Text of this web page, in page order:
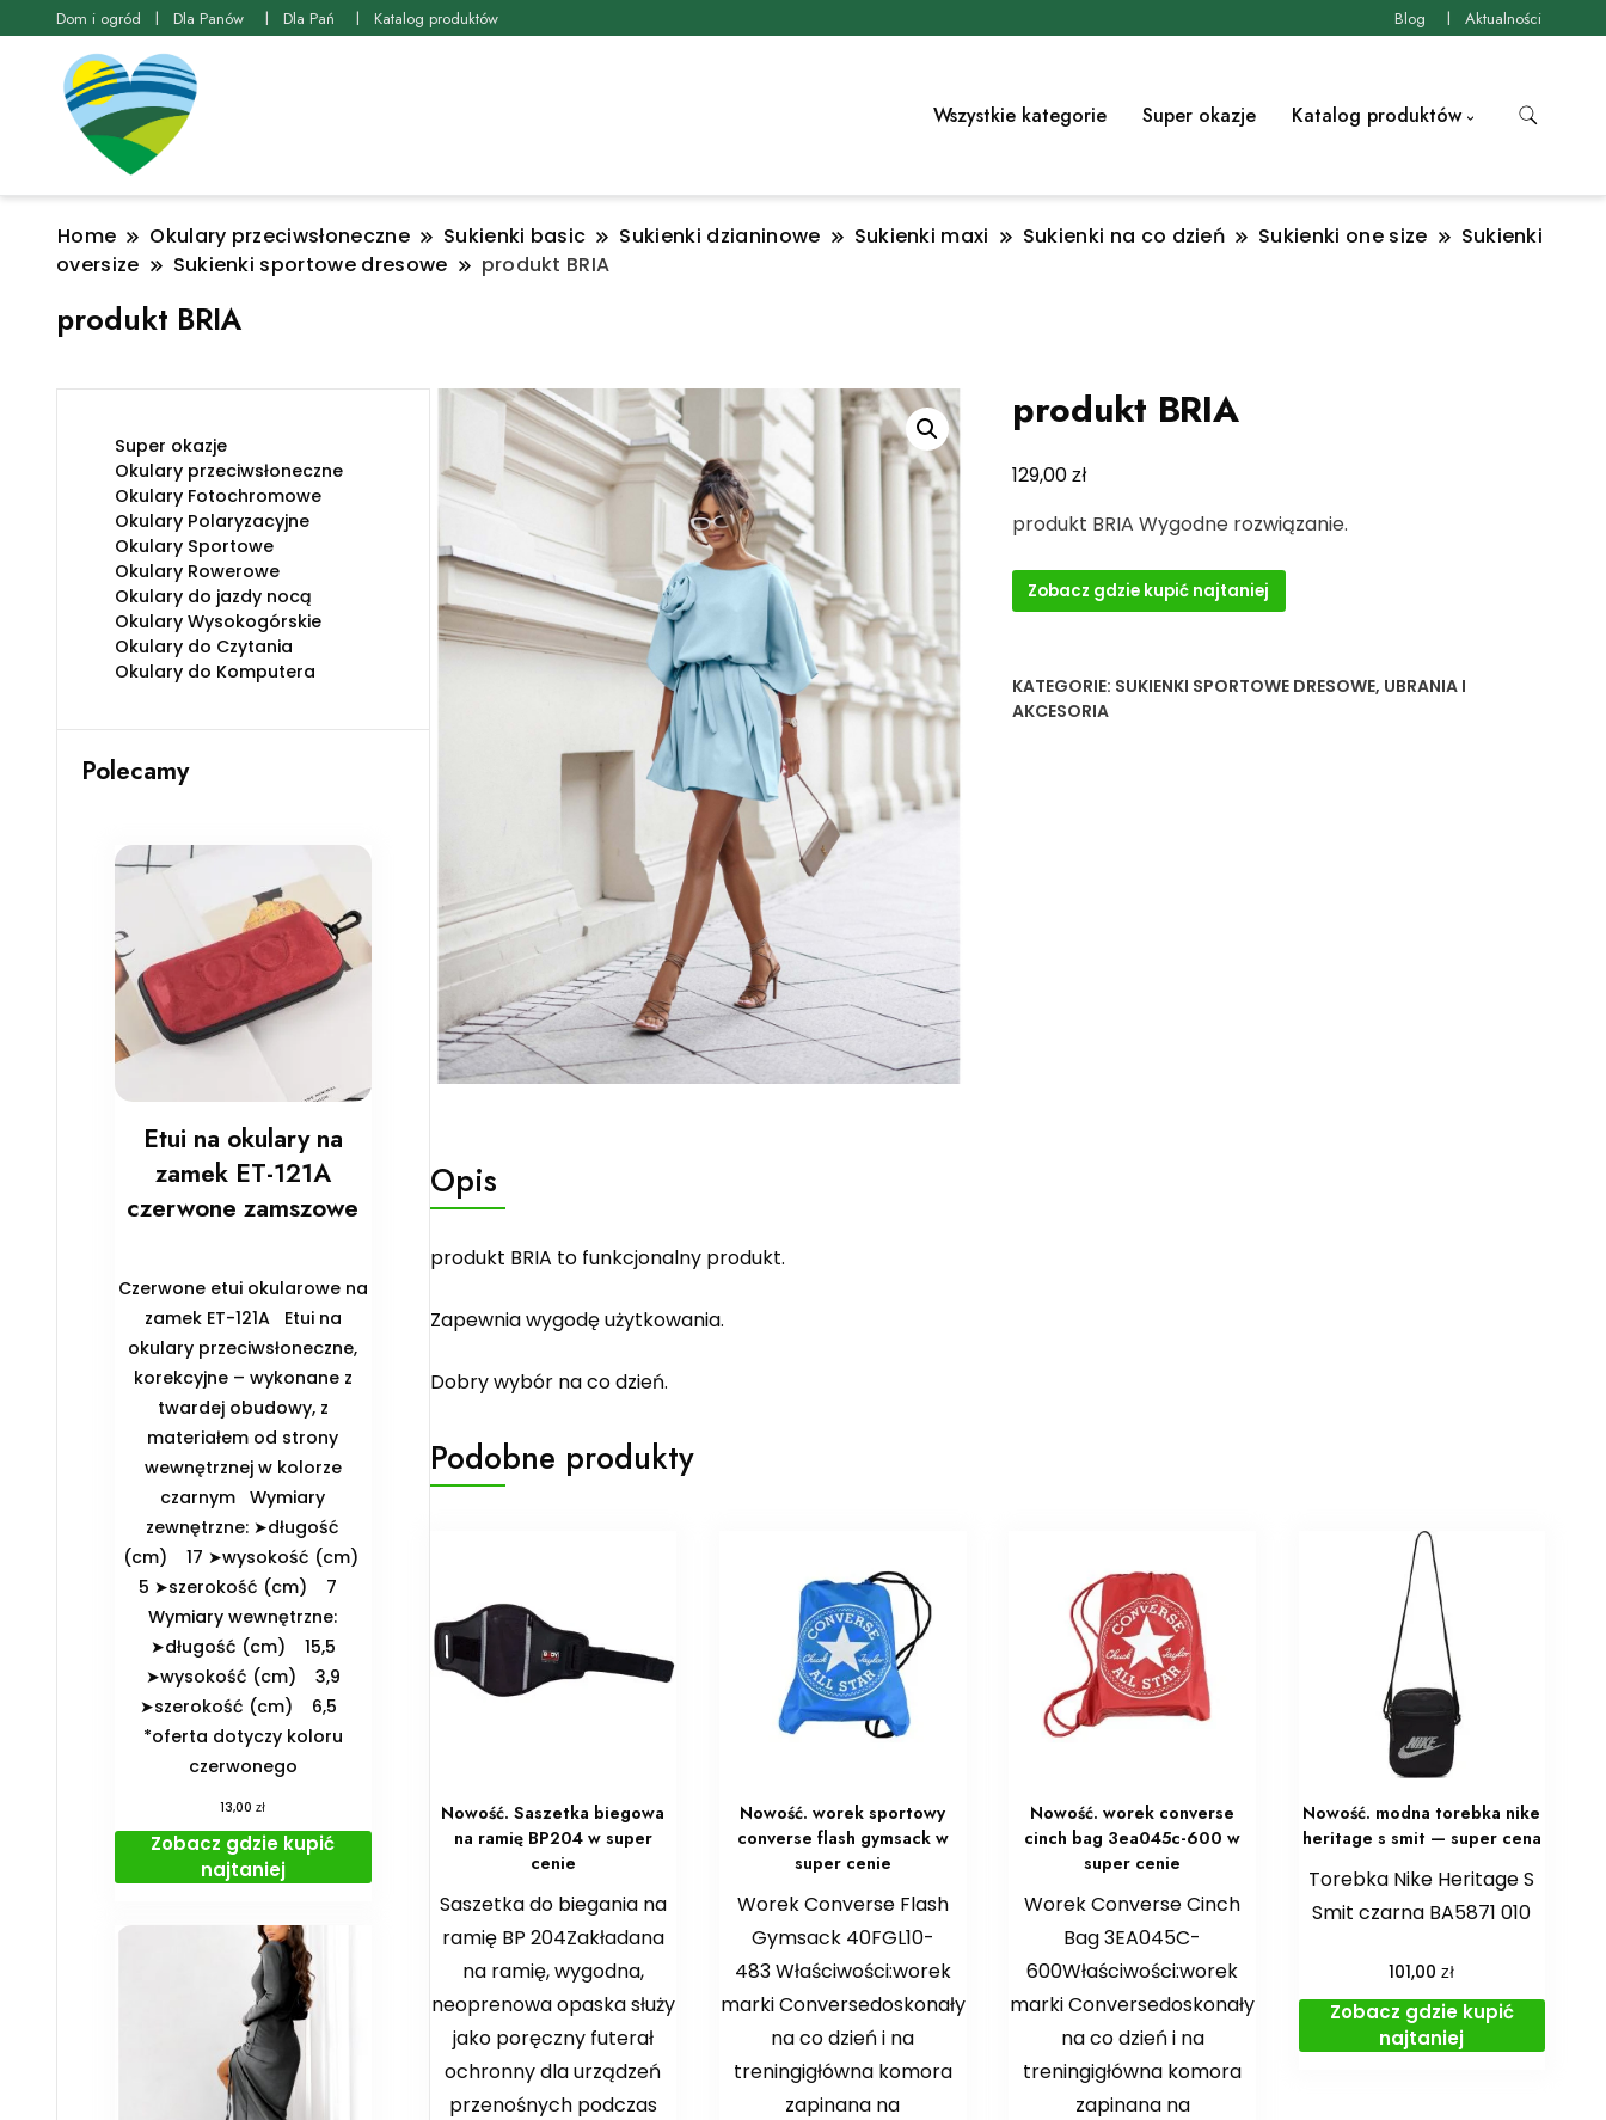
Dom i ogród Dla Panów Dla Pań Katalog produktów Blog Aktualności
Wszystkie kategorie Super okazje Katalog produktów
Home Okulary przeciwsłoneczne Sukienki basic Sukienki dzianinowe Sukienki maxi Sukienki na co dzień Sukienki one size
Sukienki
oversize
Sukienki sportowe dresowe produkt BRIA
produkt BRIA
produkt BRIA
129,00zł
produkt BRIA Wygodne rozwiązanie.
Zobacz gdzie kupić najtaniej
KATEGORIE: SUKIENKI SPORTOWE DRESOWE, UBRANIA I
AKCESORIA
Opis
produkt BRIA to funkcjonalny produkt.
Zapewnia wygodę użytkowania.
Dobry wybór na co dzień.
Podobne produkty
Nowość. Saszetka biegowa
na ramię BP204 w super
cenie
Saszetka do biegania na
ramię BP 204Zakładana
na ramię, wygodna,
neoprenowa opaska służy
jako poręczny futerał
ochronny dla urządzeń
przenośnych podczas
Nowość. worek sportowy
converse flash gymsack w
super cenie
Worek Converse Flash
Gymsack 40FGL10-
483 Właściwości:worek
marki Conversedoskonały
na co dzień i na
treningigłówna komora
zapinana na
Nowość. worek converse
cinch bag 3ea045c-600 w
super cenie
Worek Converse Cinch
Bag 3EA045C-
600Właściwości:worek
marki Conversedoskonały
na co dzień i na
treningigłówna komora
zapinana na
Nowość. modna torebka nike
heritage s smit — super cena
Torebka Nike Heritage S
Smit czarna BA5871 010
101,00zł
Zobacz gdzie kupić
najtaniej
Super okazje
Okulary przeciwsłoneczne
Okulary Fotochromowe
Okulary Polaryzacyjne
Okulary Sportowe
Okulary Rowerowe
Okulary do jazdy nocą
Okulary Wysokogórskie
Okulary do Czytania
Okulary do Komputera
Polecamy
Etui na okulary na
zamek ET-121A
czerwone zamszowe
Czerwone etui okularowe na
zamek ET-121A Etui na
okulary przeciwsłoneczne,
korekcyjne – wykonane z
twardej obudowy, z
materiałem od strony
wewnętrznej w kolorze
czarnym ️Wymiary
zewnętrzne: ➤długość
(cm) 17 ➤wysokość (cm)
5 ➤szerokość (cm) 7
️Wymiary wewnętrzne:
➤długość (cm) 15,5
➤wysokość (cm) 3,9
➤szerokość (cm) 6,5
*oferta dotyczy koloru
czerwonego
13,00zł
Zobacz gdzie kupić
najtaniej